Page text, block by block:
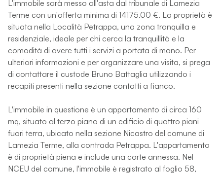
L'immobile sarà messo all'asta dal tribunale di Lamezia
Terme con un'offerta minima di 14175.00 €. La proprietà è
situata nella Località Petrappa, una zona tranquilla e
residenziale, ideale per chi cerca la tranquillità e la
comodità di avere tutti i servizi a portata di mano. Per
ulteriori informazioni e per organizzare una visita, si prega
di contattare il custode Bruno Battaglia utilizzando i
recapiti presenti nella sezione contatti a fianco.
L'immobile in questione è un appartamento di circa 160
mq, situato al terzo piano di un edificio di quattro piani
fuori terra, ubicato nella sezione Nicastro del comune di
Lamezia Terme, alla contrada Petrappa. L'appartamento
è di proprietà piena e include una corte annessa. Nel
NCEU del comune, l'immobile è registrato al foglio 58,